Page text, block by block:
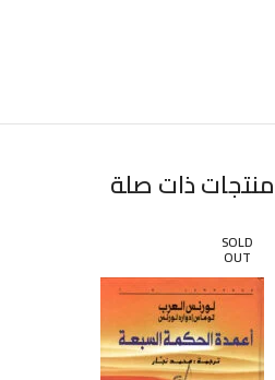
منتجات ذات صلة
SOLD
OUT